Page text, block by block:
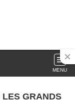
MENU
GRANDS